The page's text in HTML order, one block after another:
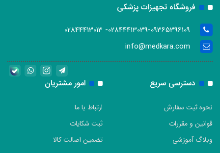
فروشگاه تجهیزات پزشکی
02844413039-09365396109- 02844413013
info@medkara.com
دسترسی سریع
نحوه ثبت سفارش
قوانین و مقررات
وبلاگ آموزشی
امور مشتریان
ارتباط با ما
ثبت شکایات
تضمین اصالت کالا